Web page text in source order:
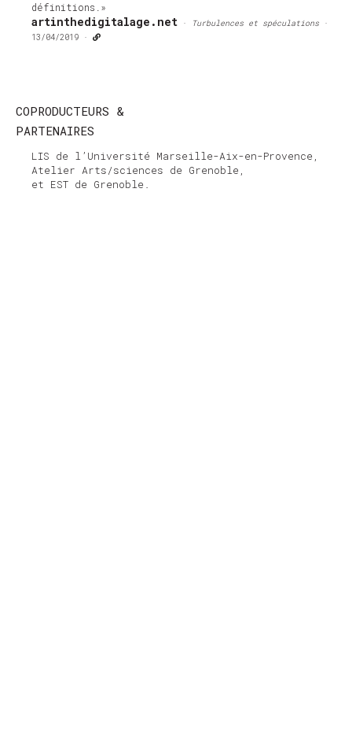
définitions.
artinthedigitalage.net · Turbulences et spéculations ·
13/04/2019 ·
COPRODUCTEURS &
PARTENAIRES
LIS de l’Université Marseille-Aix-en-Provence,
Atelier Arts/sciences de Grenoble,
et EST de Grenoble.